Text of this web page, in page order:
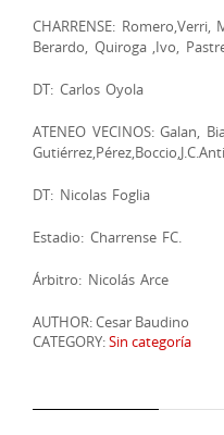
CHARRENSE:
Berardo, Quiroga ,Ivo,
DT: Carlos Oyola
ATENEO VECINOS: Galan,
DT: Nicolas Foglia
Estadio: Charrense FC.
Árbitro: Nicolás Arce
AUTHOR: Cesar Baudino
CATEGORY:Sin categoría